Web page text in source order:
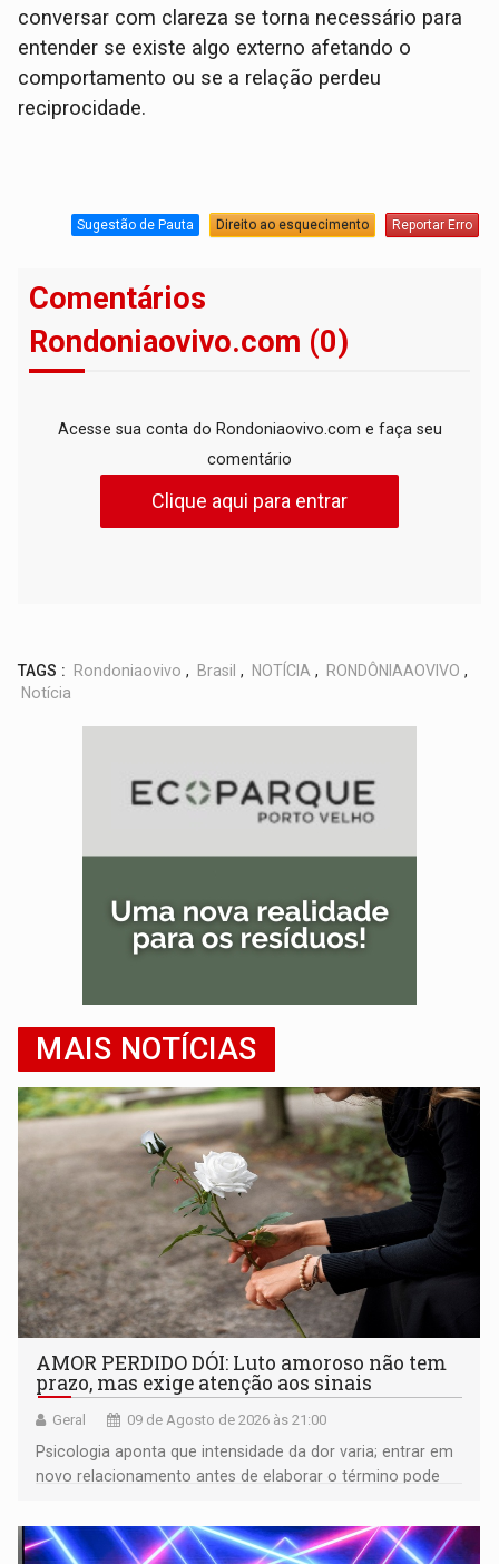
conversar com clareza se torna necessário para
entender se existe algo externo afetando o
comportamento ou se a relação perdeu
reciprocidade.
Sugestão de Pauta Direito ao esquecimento Reportar Erro
Comentários
Rondoniaovivo.com (0)
Acesse sua conta do Rondoniaovivo.com e faça seu
comentário
Clique aqui para entrar
TAGS : Rondoniaovivo , Brasil , NOTÍCIA , RONDÔNIAAOVIVO ,
Notícia
MAIS NOTÍCIAS
AMOR PERDIDO DÓI: Luto amoroso não tem
prazo, mas exige atenção aos sinais
Geral 09 de Agosto de 2026 às 21:00
Psicologia aponta que intensidade da dor varia; entrar em
novo relacionamento antes de elaborar o término pode